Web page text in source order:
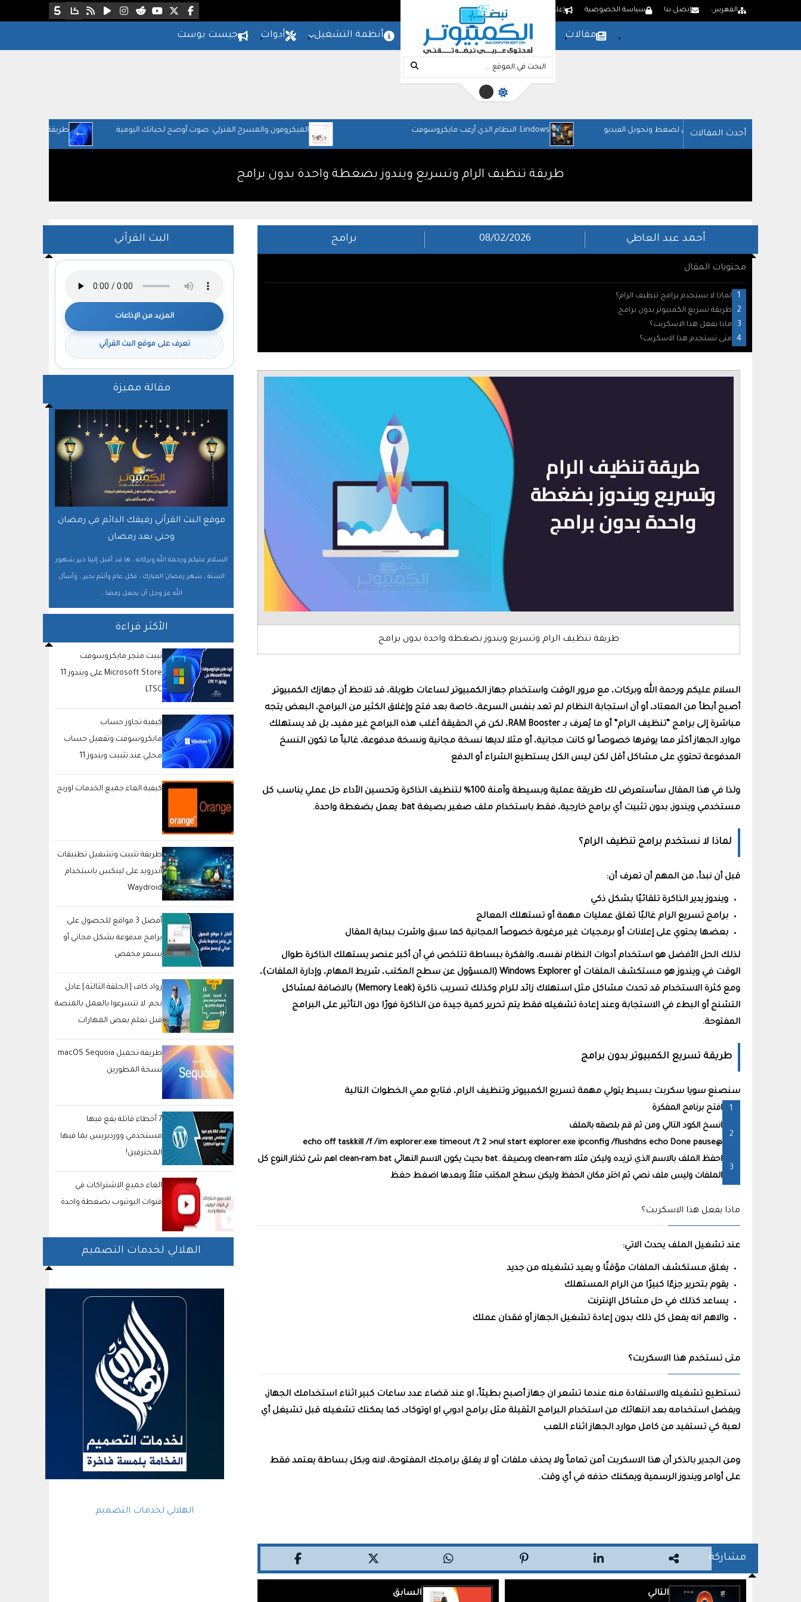
الفهرس إتصل بنا سياسة الخصوصية إعلن لدينا المزيد
مقالات برامج شروحات مواقع أنظمة التشغيل أدوات جيست بوست
أحدث المقالات Lindows: النظام الذي أرعب مايكروسوفت
الميكروفون والمسرح المنزلي: صوت أوضح لحياتك اليومية
والعمل
طريقة التأكد إذا كان جهازك قابل للترقية
طريقة تنظيف الرام وتسريع ويندوز بضغطة واحدة بدون برامج
أحمد عبد العاطي 08/02/2026 برامج
محتويات المقال
لماذا لا نستخدم برامج تنظيف الرام؟
طريقة تسريع الكمبيوتر بدون برامج
ماذا يفعل هذا الاسكربت؟
متى تستخدم هذا الاسكربت؟
طريقة تنظيف الرام وتسريع ويندوز بضغطة واحدة بدون برامج
السلام عليكم ورحمة الله وبركات، مع مرور الوقت واستخدام جهاز الكمبيوتر لساعات طويلة، قد تلاحظ أن جهازك الكمبيوتر
أصبح أبطأ من المعتاد، أو أن استجابة النظام لم تعد بنفس السرعة، خاصة بعد فتح وإغلاق الكثير من البرامج، البعض يتجه
مباشرة إلى برامج “تنظيف الرام” أو ما يُعرف بـ RAM Booster، لكن في الحقيقة أغلب هذه البرامج غير مفيد، بل قد يستهلك
موارد الجهاز أكثر مما يوفرها خصوصاً لو كانت مجانية، أو مثلا لديها نسخة مجانية ونسخة مدفوعة، غالباً ما تكون النسخ
المدفوعة تحتوي على مشاكل أقل لكن ليس الكل يستطيع الشراء أو الدفع
ولذا في هذا المقال سأستعرض لك طريقة عملية وبسيطة وآمنة 100% لتنظيف الذاكرة وتحسين الأداء حل عملي يناسب كل
مستخدمي ويندوز، بدون تثبيت أي برامج خارجية، فقط باستخدام ملف صغير بصيغة ‎.bat‎ يعمل بضغطة واحدة.
لماذا لا نستخدم برامج تنظيف الرام؟
قبل أن نبدأ، من المهم أن تعرف أن:
ويندوز يدير الذاكرة تلقائيًا بشكل ذكي
برامج تسريع الرام غالبًا تغلق عمليات مهمة أو تستهلك المعالج
بعضها يحتوي على إعلانات أو برمجيات غير مرغوبة خصوصاً المجانية كما سبق واشرت ببداية المقال
لذلك الحل الأفضل هو استخدام أدوات النظام نفسه، والفكرة ببساطة تتلخص في أن أكبر عنصر يستهلك الذاكرة طوال
الوقت في ويندوز هو مستكشف الملفات أو Windows Explorer (المسؤول عن سطح المكتب، شريط المهام، وإدارة الملفات)،
ومع كثرة الاستخدام قد تحدث مشاكل مثل استهلاك زائد للرام وكذلك تسريب ذاكرة (Memory Leak) بالاضافة لمشاكل
التشنج أو البطء في الاستجابة وعند إعادة تشغيله فقط يتم تحرير كمية جيدة من الذاكرة فورًا دون التأثير على البرامج
المفتوحة.
طريقة تسريع الكمبيوتر بدون برامج
سنصنع سويا سكربت بسيط يتولي مهمة تسريع الكمبيوتر وتنظيف الرام، فتابع معي الخطوات التالية
افتح برنامج المفكرة
انسخ الكود التالي ومن ثم قم بلصقه بالملف
@echo off taskkill /f /im explorer.exe timeout /t 2 >nul start explorer.exe ipconfig /flushdns echo Done pause
احفظ الملف بالاسم الذي تريده وليكن مثلا clean-ram وبصيغة .bat بحيث يكون الاسم النهائي clean-ram.bat اهم شئ تختار النوع كل
الملفات وليس ملف نصي ثم اختر مكان الحفظ وليكن سطح المكتب مثلاً وبعدها اضغط حغظ
ماذا يفعل هذا الاسكربت؟
عند تشغيل الملف يحدث الاتي:
يغلق مستكشف الملفات مؤقتًا و يعيد تشغيله من جديد
يقوم بتحرير جزءًا كبيرًا من الرام المستهلك
يساعد كذلك في حل مشاكل الإنترنت
والاهم انه يفعل كل ذلك بدون إعادة تشغيل الجهاز أو فقدان عملك
متى تستخدم هذا الاسكربت؟
تستطيع تشغيله والاستفادة منه عندما تشعر ان جهاز أصبح بطيئاً، او عند قضاء عدد ساعات كبير اثناء استخدامك الجهاز،
ويفضل استخدامه بعد انتهائك من استخدام البرامج الثقيلة مثل برامج ادوبي او اوتوكاد، كما يمكنك تشغيله قبل تشيغل أي
لعبة كي تستفيد من كامل موارد الجهاز اثناء اللعب
ومن الجدير بالذكر أن هذا الاسكربت آمن تماماً ولا يحذف ملفات أو لا يغلق برامجك المفتوحة، لانه وبكل بساطة يعتمد فقط
على أوامر ويندوز الرسمية ويمكنك حذفه في أي وقت.
مشاركة
التالي
السابق
البث القرآني
المزيد من الإذاعات
تعرف على موقع البث القرآني
مقالة مميزة
موقع البث القرآني رفيقك الدائم في رمضان
وحتى بعد رمضان
السلام عليكم ورحمة الله وبركاته ، ها قد أقبل إلينا خير شهور
السنة ، شهر رمضان المبارك ، فكل عام وأنتم بخير ، وأسأل
الله عز وجل أن يجعل رمضا...
الأكثر قراءة
ثبيت متجر مايكروسوفت
Microsoft Store على ويندوز 11
LTSC
كيفية تجاوز حساب
مايكروسوفت وتفعيل حساب
محلي عند تثبيت ويندوز 11
كيفية الغاء جميع الخدمات اورنج
طريقة تثبيت وتشغيل تطبيقات
أندرويد على لينكس باستخدام
Waydroid
أفضل 3 مواقع للحصول على
برامج مدفوعة بشكل مجاني أو
بسعر مخفض
رواد كاف | الحلقة الثالثة | عادل
نجم: لا تتسرعوا بالعمل بالمنصة
قبل تعلم بعض المهارات
والتميز بها
طريقة تحميل macOS Sequoia
نسخة المطورين
7 أخطاء قاتلة يقع فيها
مستخدمي ووردبريس بما فيها
المحترفين!
الغاء جميع الاشتراكات في
قنوات اليوتيوب بضغطة واحدة
الهلالي لخدمات التصميم
الهلالي لخدمات التصميم